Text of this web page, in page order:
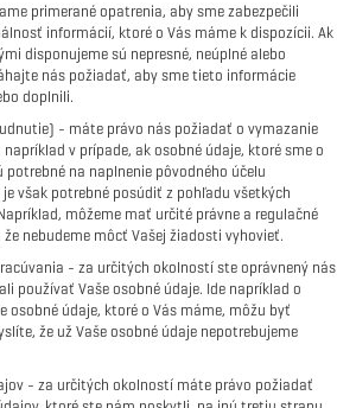
primerané opatrenia, aby sme zabezpečili
informácií, ktoré o Vás máme k dispozícii. Ak
disponujeme sú nepresné, neúplné alebo
nás požiadať, aby sme tieto informácie
doplnili.
- máte právo nás požiadať o vymazanie
v prípade, ak osobné údaje, ktoré sme o
potrebné na naplnenie pôvodného účelu
však potrebné posúdiť z pohľadu všetkých
môžeme mať určité právne a regulačné
nebudeme môcť Vašej žiadosti vyhovieť.
- za určitých okolností ste oprávnený nás
používať Vaše osobné údaje. Ide napríklad o
osobné údaje, ktoré o Vás máme, môžu byť
že už Vaše osobné údaje nepotrebujeme
- za určitých okolností máte právo požiadať